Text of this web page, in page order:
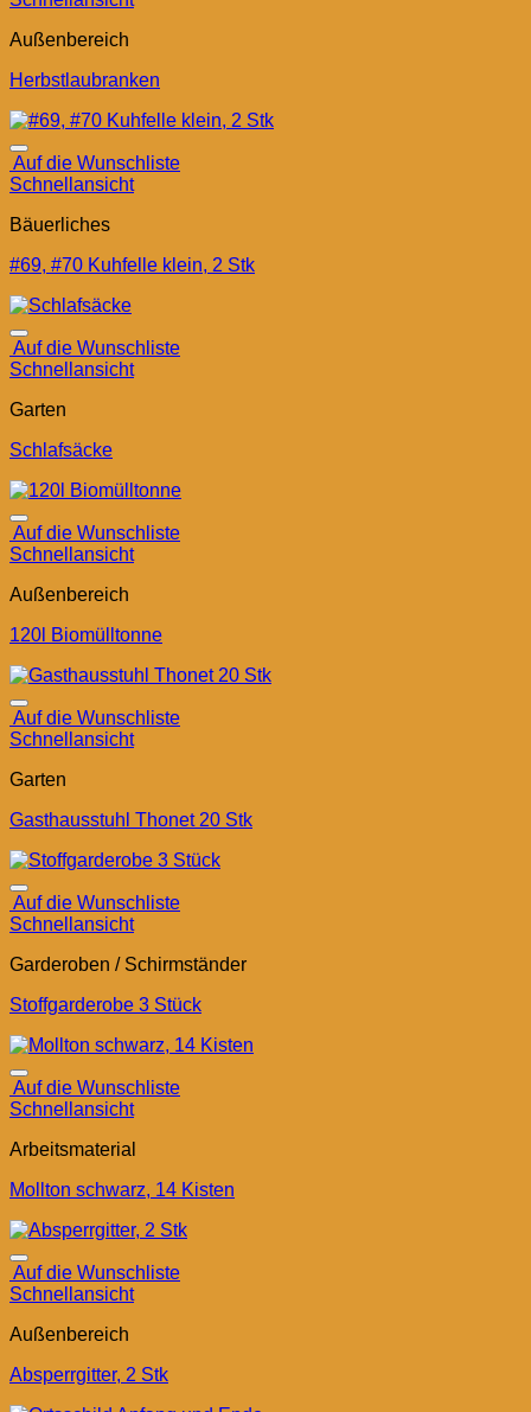
Außenbereich
Herbstlaubranken
Auf die Wunschliste
Schnellansicht
Bäuerliches
#69, #70 Kuhfelle klein, 2 Stk
Auf die Wunschliste
Schnellansicht
Garten
Schlafsäcke
Auf die Wunschliste
Schnellansicht
Außenbereich
120l Biomülltonne
Auf die Wunschliste
Schnellansicht
Garten
Gasthausstuhl Thonet 20 Stk
Auf die Wunschliste
Schnellansicht
Garderoben / Schirmständer
Stoffgarderobe 3 Stück
Auf die Wunschliste
Schnellansicht
Arbeitsmaterial
Mollton schwarz, 14 Kisten
Auf die Wunschliste
Schnellansicht
Außenbereich
Absperrgitter, 2 Stk